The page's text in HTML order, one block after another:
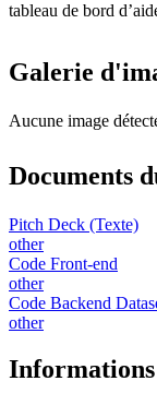
tableau de bord
Galerie
Aucune image
Documents
Pitch Deck (Texte)
other
Code Front-end
other
Code Backend
other